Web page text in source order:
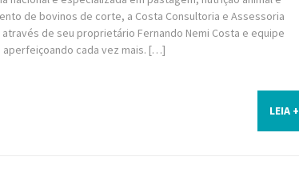
de bovinos de corte, a Costa Consultoria e Assessoria
através de seu proprietário Fernando Nemi Costa e equipe
aperfeiçoando cada vez mais. […]
LEIA +